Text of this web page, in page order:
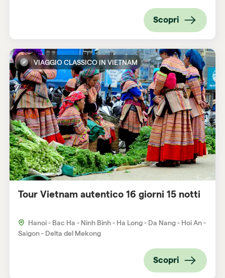
Scopri
VIAGGIO CLASSICO IN VIETNAM
Tour Vietnam autentico 16 giorni 15 notti
Hanoi - Bac Ha - Ninh Binh - Ha Long - Da Nang - Hoi An -
Saigon - Delta del Mekong
Scopri